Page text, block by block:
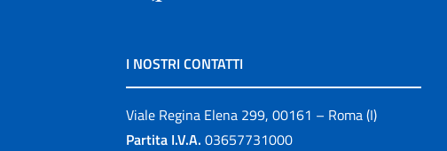
I NOSTRI CONTATTI
Viale Regina Elena 299, 00161 – Roma (I)
Partita I.V.A. 03657731000